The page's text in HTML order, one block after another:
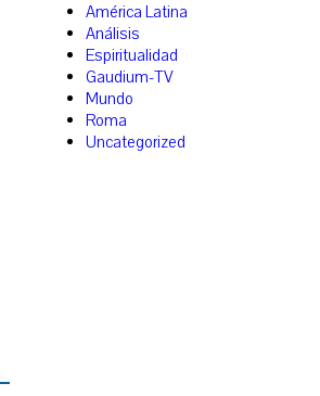
América Latina
Análisis
Espiritualidad
Gaudium-TV
Mundo
Roma
Uncategorized